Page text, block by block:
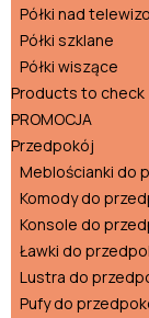
Półki nad
Półki szklane
Półki wiszące
Products to check
PROMOCJA
Przedpokój
Meblościanki do
Komody do
Konsole do
Ławki do
Lustra do
Pufy do